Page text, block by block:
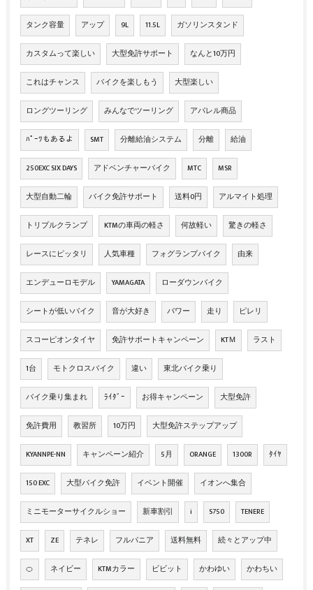
タンク容量 アップ 9L 11.5L ガソリンスタンド
カスタムって楽しい 大型免許サポート なんと10万円
これはチャンス バイクを楽しもう 大型楽しい
ロングツーリング みんなでツーリング アパレル商品
ﾊﾟｰﾂもあるよ SMT 分離給油システム 分離 給油
250EXC SIX DAYS アドベンチャーバイク MTC MSR
大型自動二輪 バイク免許サポート 送料0円 アルマイト処理
トリプルクランプ KTMの車両の軽さ 何故軽い 驚きの軽さ
レースにピッタリ 人気車種 フォグランプバイク 由来
エンデューロモデル YAMAGATA ローダウンバイク
シートが低いバイク 音が大好き パワー 走り ピレリ
スコーピオンタイヤ 免許サポートキャンペーン KTＭ ラスト
1台 モトクロスバイク 違い 東北バイク乗り
バイク乗り集まれ ﾗｲﾀﾞｰ お得キャンペーン 大型免許
免許費用 教習所 10万円 大型免許ステップアップ
KYANNPE-NN キャンペーン紹介 5月 ORANGE 1300R ﾀｲﾔ
150 EXC 大型バイク免許 イベント開催 イオンへ集合
ミニモーターサイクルショー 新車割引 i S750 TENERE
XT ZE テネレ フルパニア 送料無料 続々とアップ中
🍊 ネイビー KTMカラー ビビット かわゆい かわちい